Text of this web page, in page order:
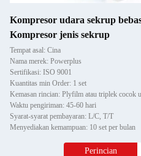
Kompresor udara sekrup
Kompresor jenis sekrup
Tempat asal: Cina
Nama merek: Powerplus
Sertifikasi: ISO 9001
Kuantitas min Order: 1 set
Kemasan rincian: Plyfilm atau triplek cocok
Waktu pengiriman: 45-60 hari
Syarat-syarat pembayaran: L/C, T/T
Menyediakan kemampuan: 10 set per bulan
Perincian